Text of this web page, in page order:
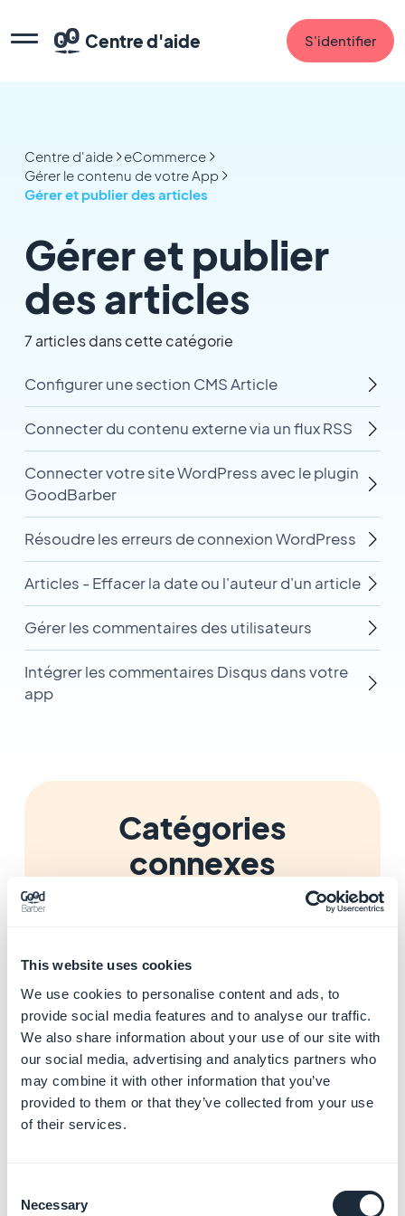
This website uses cookies
We use cookies to personalise content and ads, to
provide social media features and to analyse our traffic.
We also share information about your use of our site with
our social media, advertising and analytics partners who
may combine it with other information that you’ve
provided to them or that they’ve collected from your use
of their services.
Selection
Necessary
Centre d'aide S'identifier
Centre d'aide
eCommerce
Gérer le contenu de votre App
Gérer et publier des articles
Gérer et publier
des articles
7 articles dans cette catégorie
Configurer une section CMS Article
Connecter du contenu externe via un flux RSS
Connecter votre site WordPress avec le plugin
GoodBarber
Résoudre les erreurs de connexion WordPress
Articles - Effacer la date ou l'auteur d'un article
Gérer les commentaires des utilisateurs
Intégrer les commentaires Disqus dans votre
app
Catégories
connexes
Afficher des points de vente
sur une carte
En savoir plus→
En savoir plus